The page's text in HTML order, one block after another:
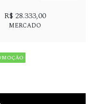
R$ 28.333,00
MERCADO